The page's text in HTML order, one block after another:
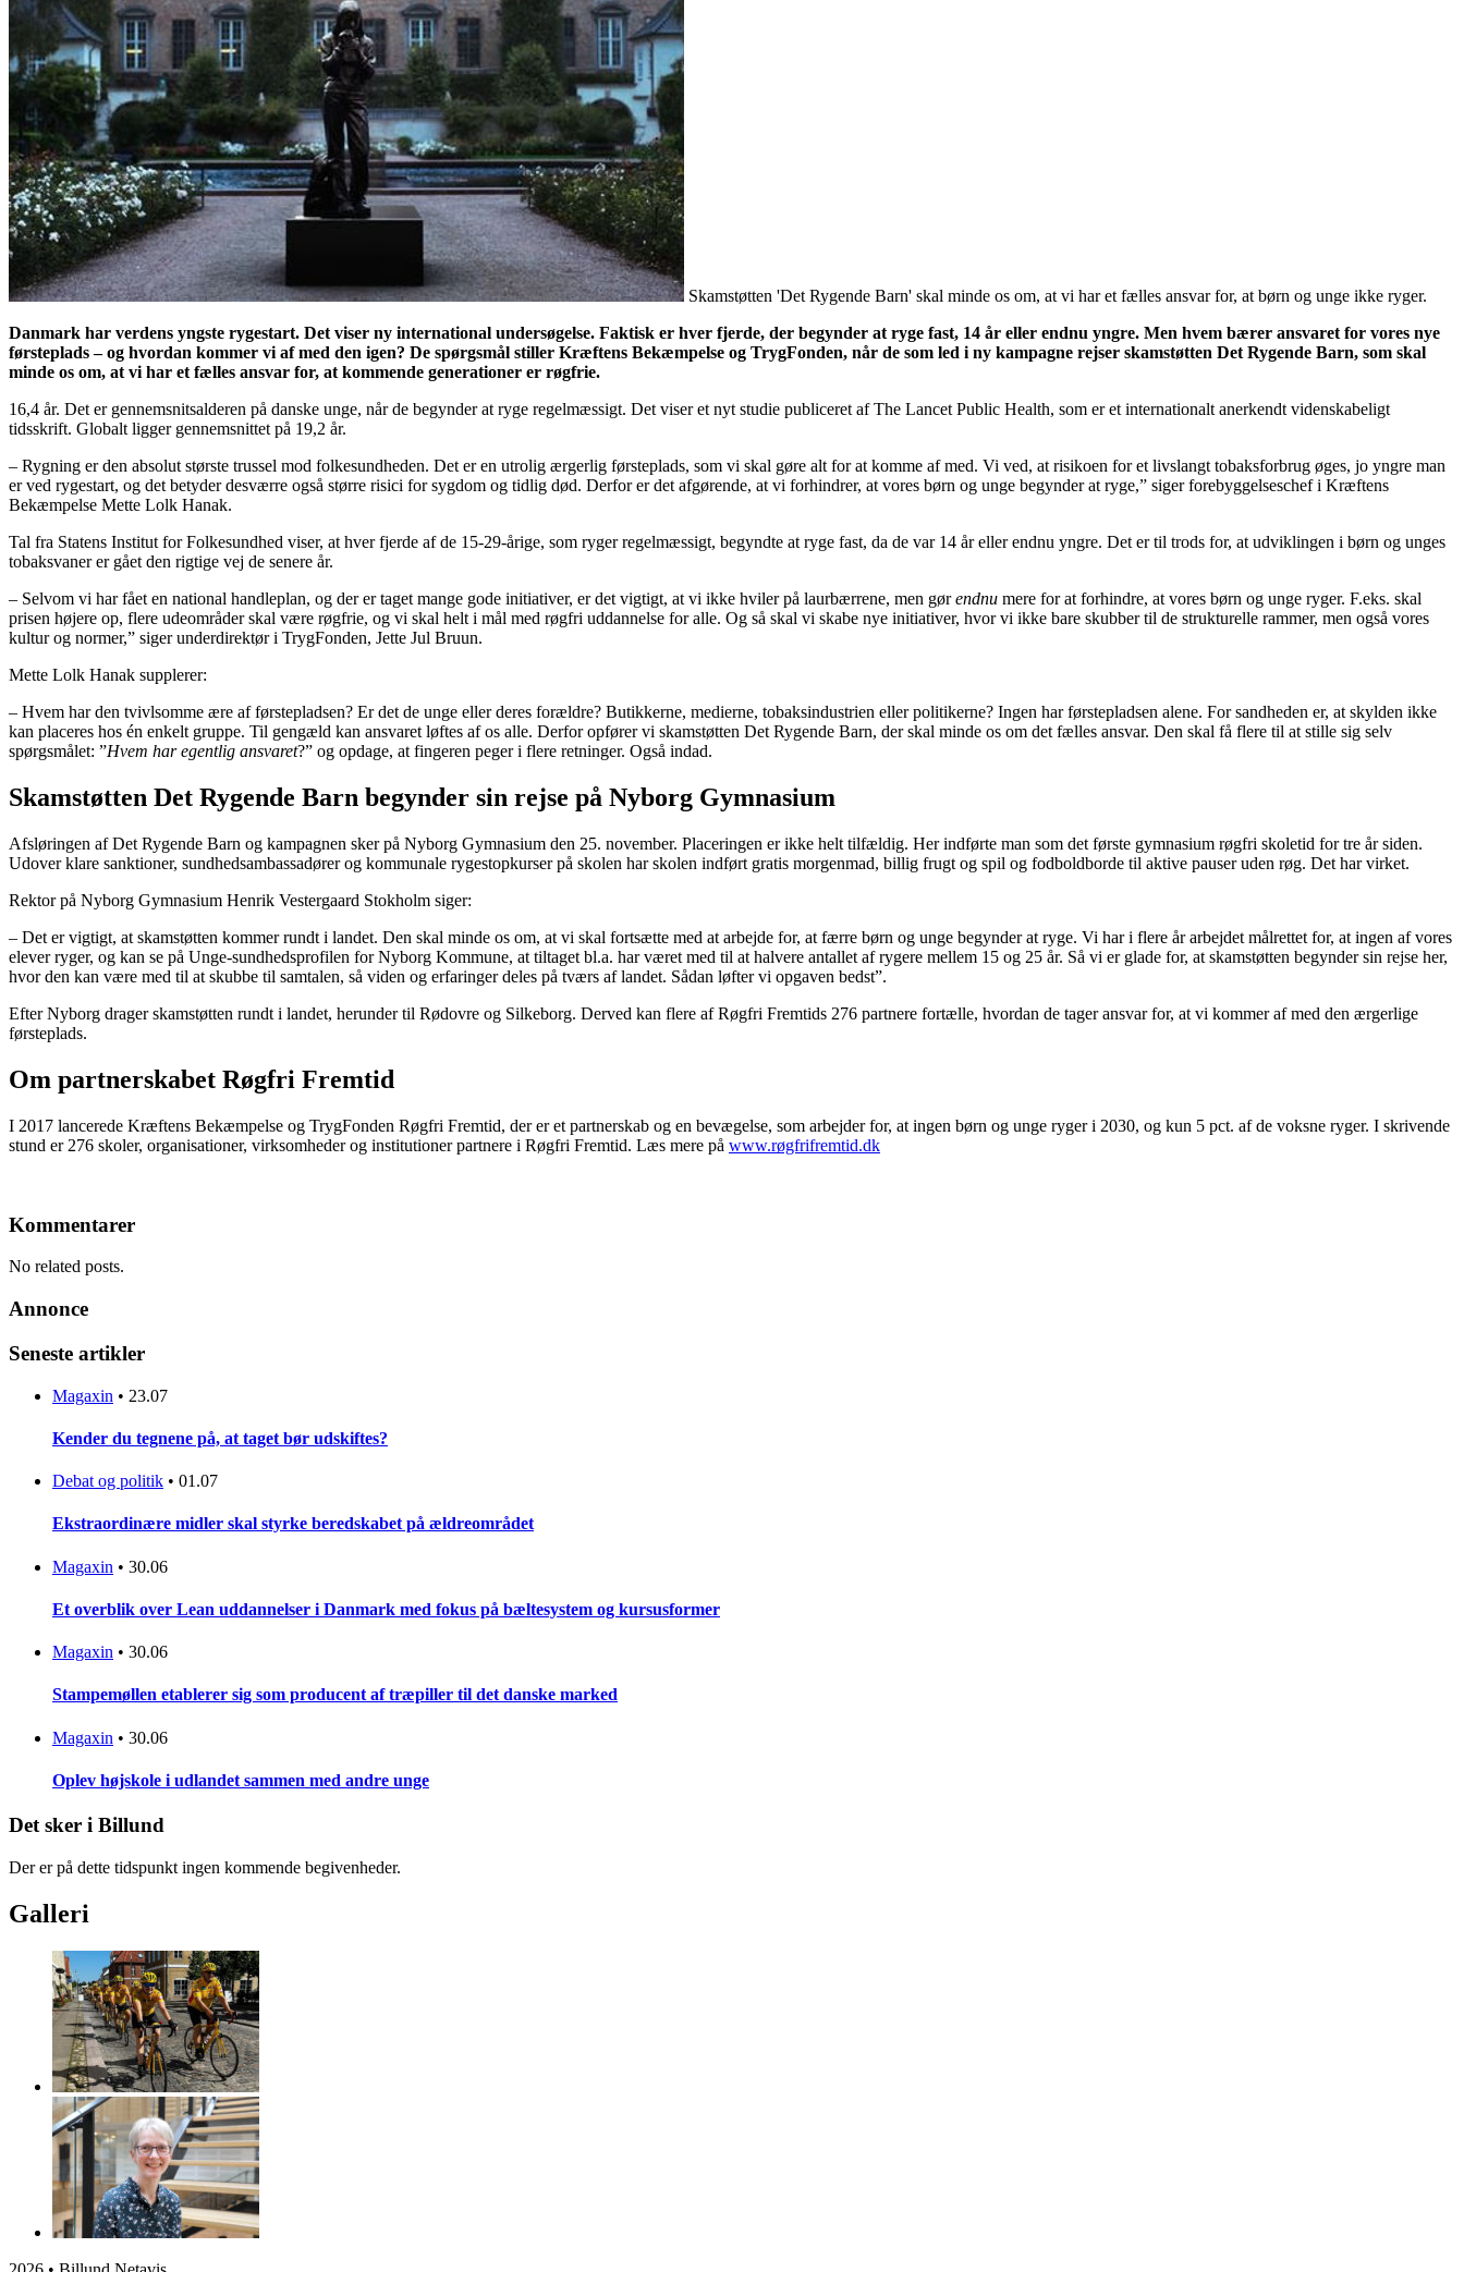
Skamstøtten 'Det Rygende Barn' skal minde os om, at vi har et fælles ansvar for, at børn og unge ikke ryger.
Danmark har verdens yngste rygestart. Det viser ny international undersøgelse. Faktisk er hver fjerde, der begynder at ryge fast, 14 år eller endnu yngre. Men hvem bærer ansvaret for vores nye
førsteplads – og hvordan kommer vi af med den igen? De spørgsmål stiller Kræftens Bekæmpelse og TrygFonden, når de som led i ny kampagne rejser skamstøtten Det Rygende Barn, som skal
minde os om, at vi har et fælles ansvar for, at kommende generationer er røgfrie.
16,4 år. Det er gennemsnitsalderen på danske unge, når de begynder at ryge regelmæssigt. Det viser et nyt studie publiceret af The Lancet Public Health, som er et internationalt anerkendt videnskabeligt
tidsskrift. Globalt ligger gennemsnittet på 19,2 år.
– Rygning er den absolut største trussel mod folkesundheden. Det er en utrolig ærgerlig førsteplads, som vi skal gøre alt for at komme af med. Vi ved, at risikoen for et livslangt tobaksforbrug øges, jo yngre man
er ved rygestart, og det betyder desværre også større risici for sygdom og tidlig død. Derfor er det afgørende, at vi forhindrer, at vores børn og unge begynder at ryge,” siger forebyggelseschef i Kræftens
Bekæmpelse Mette Lolk Hanak.
Tal fra Statens Institut for Folkesundhed viser, at hver fjerde af de 15-29-årige, som ryger regelmæssigt, begyndte at ryge fast, da de var 14 år eller endnu yngre. Det er til trods for, at udviklingen i børn og unges
tobaksvaner er gået den rigtige vej de senere år.
– Selvom vi har fået en national handleplan, og der er taget mange gode initiativer, er det vigtigt, at vi ikke hviler på laurbærrene, men gørendnu mere for at forhindre, at vores børn og unge ryger. F.eks. skal
prisen højere op, flere udeområder skal være røgfrie, og vi skal helt i mål med røgfri uddannelse for alle. Og så skal vi skabe nye initiativer, hvor vi ikke bare skubber til de strukturelle rammer, men også vores
kultur og normer,” siger underdirektør i TrygFonden, Jette Jul Bruun.
Mette Lolk Hanak supplerer:
– Hvem har den tvivlsomme ære af førstepladsen? Er det de unge eller deres forældre? Butikkerne, medierne, tobaksindustrien eller politikerne? Ingen har førstepladsen alene. For sandheden er, at skylden ikke
kan placeres hos én enkelt gruppe. Til gengæld kan ansvaret løftes af os alle. Derfor opfører vi skamstøtten Det Rygende Barn, der skal minde os om det fælles ansvar. Den skal få flere til at stille sig selv
spørgsmålet: ”Hvem har egentlig ansvaret?” og opdage, at fingeren peger i flere retninger. Også indad.
Skamstøtten Det Rygende Barn begynder sin rejse på Nyborg Gymnasium
Afsløringen af Det Rygende Barn og kampagnen sker på Nyborg Gymnasium den 25. november. Placeringen er ikke helt tilfældig. Her indførte man som det første gymnasium røgfri skoletid for tre år siden.
Udover klare sanktioner, sundhedsambassadører og kommunale rygestopkurser på skolen har skolen indført gratis morgenmad, billig frugt og spil og fodboldborde til aktive pauser uden røg. Det har virket.
Rektor på Nyborg Gymnasium Henrik Vestergaard Stokholm siger:
– Det er vigtigt, at skamstøtten kommer rundt i landet. Den skal minde os om, at vi skal fortsætte med at arbejde for, at færre børn og unge begynder at ryge. Vi har i flere år arbejdet målrettet for, at ingen af vores
elever ryger, og kan se på Unge-sundhedsprofilen for Nyborg Kommune, at tiltaget bl.a. har været med til at halvere antallet af rygere mellem 15 og 25 år. Så vi er glade for, at skamstøtten begynder sin rejse her,
hvor den kan være med til at skubbe til samtalen, så viden og erfaringer deles på tværs af landet. Sådan løfter vi opgaven bedst”.
Efter Nyborg drager skamstøtten rundt i landet, herunder til Rødovre og Silkeborg. Derved kan flere af Røgfri Fremtids 276 partnere fortælle, hvordan de tager ansvar for, at vi kommer af med den ærgerlige
førsteplads.
Om partnerskabet Røgfri Fremtid
I 2017 lancerede Kræftens Bekæmpelse og TrygFonden Røgfri Fremtid, der er et partnerskab og en bevægelse, som arbejder for, at ingen børn og unge ryger i 2030, og kun 5 pct. af de voksne ryger. I skrivende
stund er 276 skoler, organisationer, virksomheder og institutioner partnere i Røgfri Fremtid. Læs mere på www.røgfrifremtid.dk
Kommentarer
No related posts.
Annonce
Seneste artikler
Magaxin • 23.07
Kender du tegnene på, at taget bør udskiftes?
Debat og politik • 01.07
Ekstraordinære midler skal styrke beredskabet på ældreområdet
Magaxin • 30.06
Et overblik over Lean uddannelser i Danmark med fokus på bæltesystem og kursusformer
Magaxin • 30.06
Stampemøllen etablerer sig som producent af træpiller til det danske marked
Magaxin • 30.06
Oplev højskole i udlandet sammen med andre unge
Det sker i Billund
Der er på dette tidspunkt ingen kommende begivenheder.
Galleri